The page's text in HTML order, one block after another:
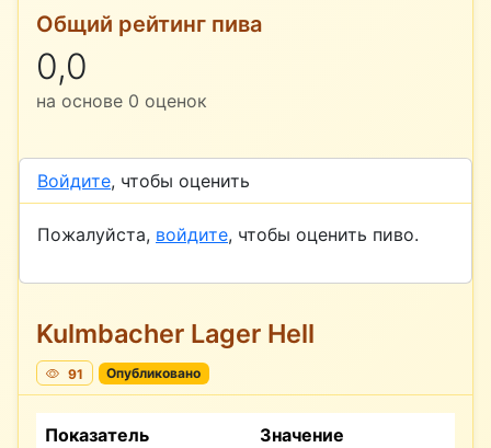
Общий рейтинг пива
0,0
на основе 0 оценок
Войдите, чтобы оценить
Пожалуйста, войдите, чтобы оценить пиво.
Kulmbacher Lager Hell
91 Опубликовано
Показатель Значение